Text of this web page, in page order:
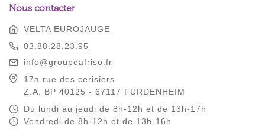
Nous contacter
VELTA EUROJAUGE
03.88.28.23.95
info@groupeafriso.fr
17a rue des cerisiers
Z.A. BP 40125 - 67117 FURDENHEIM
Du lundi au jeudi de 8h-12h et de 13h-17h
Vendredi de 8h-12h et de 13h-16h